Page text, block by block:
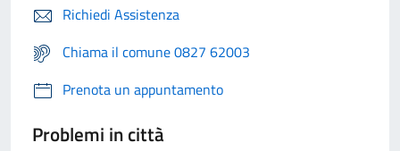
Richiedi Assistenza
Chiama il comune 0827 62003
Prenota un appuntamento
Problemi in città